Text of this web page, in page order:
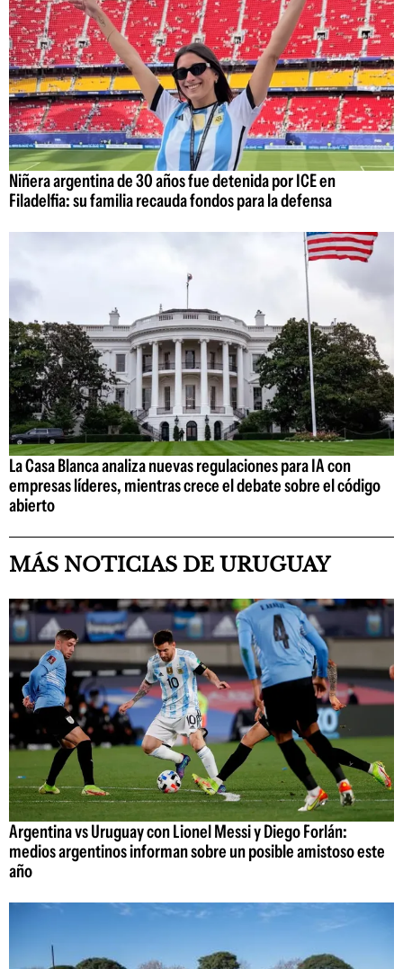
Niñera argentina de 30 años fue detenida por ICE en
Filadelfia: su familia recauda fondos para la defensa
La Casa Blanca analiza nuevas regulaciones para IA con
empresas líderes, mientras crece el debate sobre el código
abierto
MÁS NOTICIAS DE URUGUAY
Argentina vs Uruguay con Lionel Messi y Diego Forlán:
medios argentinos informan sobre un posible amistoso este
año